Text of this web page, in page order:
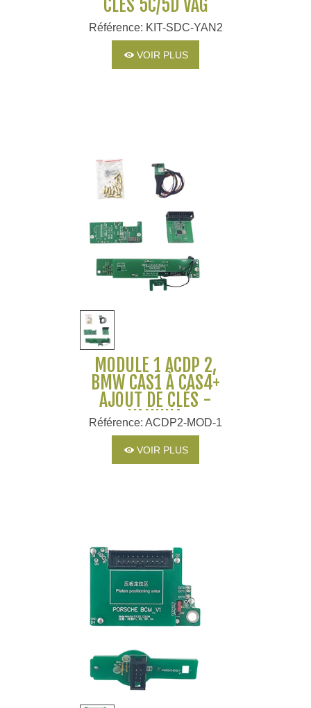
CLÉS 5C/5D VAG
Référence: KIT-SDC-YAN2
VOIR PLUS
MODULE 1 ACDP 2,
BMW CAS1 À CAS4+
AJOUT DE CLÉS -
YANHUA
Référence: ACDP2-MOD-1
VOIR PLUS